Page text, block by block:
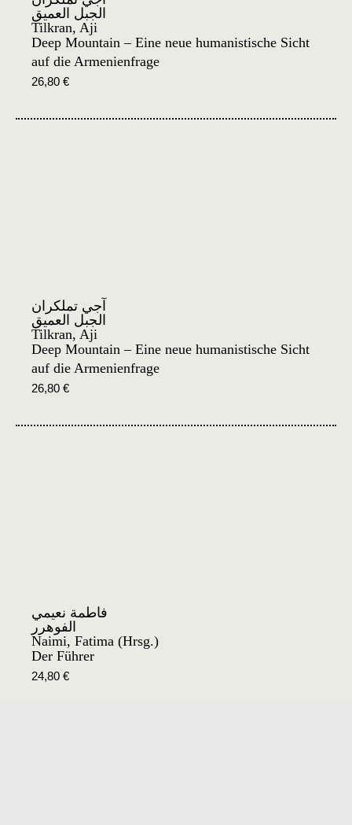
الجبل العميق
Tilkran, Aji
Deep Mountain – Eine neue humanistische Sicht
auf die Armenienfrage
26,80 €
آجي تملكران
الجبل العميق
Tilkran, Aji
Deep Mountain – Eine neue humanistische Sicht
auf die Armenienfrage
26,80 €
فاطمة نعيمي
الفوهرر
Naimi, Fatima (Hrsg.)
Der Führer
24,80 €